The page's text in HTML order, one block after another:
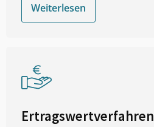
Weiterlesen
Ertragswertverfahren